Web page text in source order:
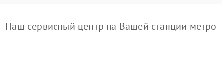
Наш сервисный центр на Вашей станции метро